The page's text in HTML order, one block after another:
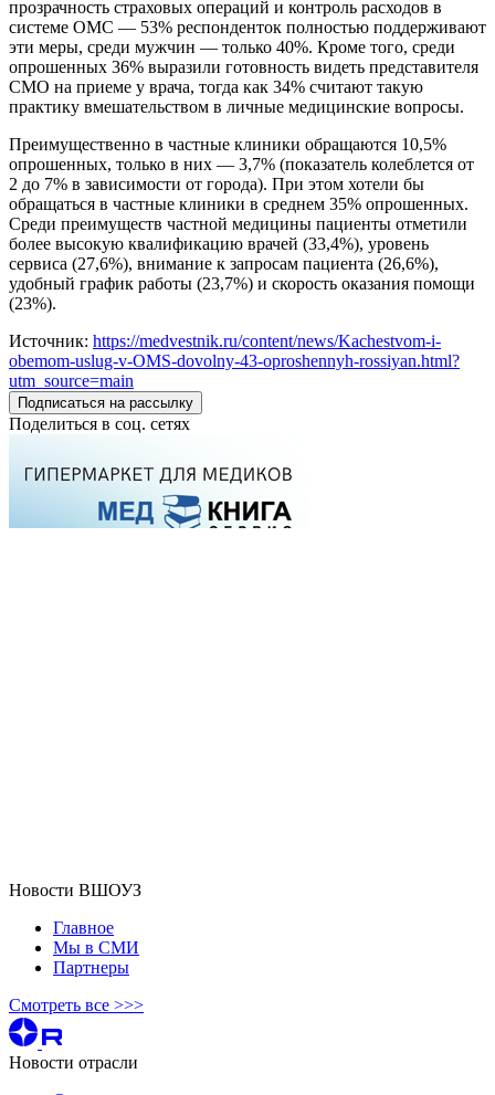
прозрачность страховых операций и контроль расходов в
системе ОМС — 53% респонденток полностью поддерживают
эти меры, среди мужчин — только 40%. Кроме того, среди
опрошенных 36% выразили готовность видеть представителя
СМО на приеме у врача, тогда как 34% считают такую
практику вмешательством в личные медицинские вопросы.
Преимущественно в частные клиники обращаются 10,5%
опрошенных, только в них — 3,7% (показатель колеблется от
2 до 7% в зависимости от города). При этом хотели бы
обращаться в частные клиники в среднем 35% опрошенных.
Среди преимуществ частной медицины пациенты отметили
более высокую квалификацию врачей (33,4%), уровень
сервиса (27,6%), внимание к запросам пациента (26,6%),
удобный график работы (23,7%) и скорость оказания помощи
(23%).
Источник: https://medvestnik.ru/content/news/Kachestvom-i-
obemom-uslug-v-OMS-dovolny-43-oproshennyh-rossiyan.html?
utm_source=main
Подписаться на рассылку
Поделиться в соц. сетях
Новости ВШОУЗ
Главное
Мы в СМИ
Партнеры
Смотреть все >>>
Новости отрасли